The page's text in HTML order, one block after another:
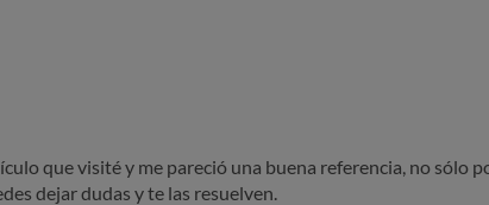
que visité y me pareció una buena referencia, no sólo
dejar dudas y te las resuelven.